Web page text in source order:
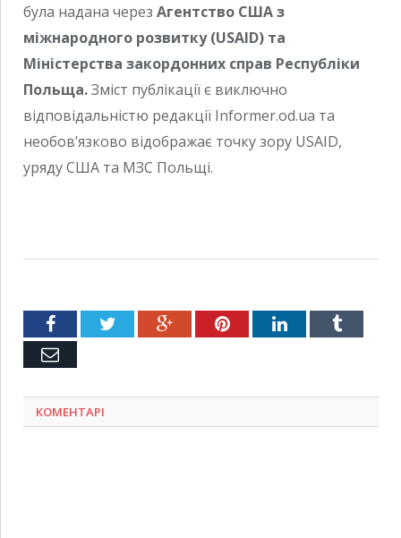
була надана через Агентство США з
міжнародного розвитку (USAID) та
Міністерства закордонних справ Республіки
Польща.Зміст публікації є виключно
відповідальністю редакції Informer.od.ua та
необов’язково відображає точку зору USAID,
уряду США та МЗС Польщі.
FacebookTwitter Google+PinterestLinkedInTumblr
Емейл
КОМЕНТАРІ